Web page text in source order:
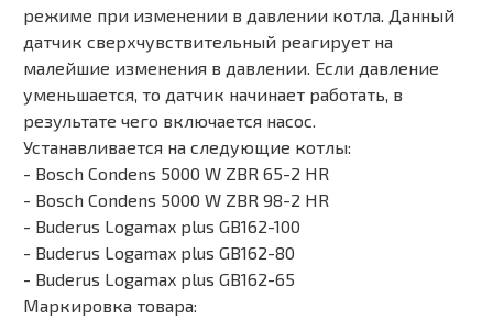
режиме при изменении в давлении котла. Данный
датчик сверхчувствительный реагирует на
малейшие изменения в давлении. Если давление
уменьшается, то датчик начинает работать, в
результате чего включается насос.
Устанавливается на следующие котлы:
- Bosch Condens 5000 W ZBR 65-2 HR
- Bosch Condens 5000 W ZBR 98-2 HR
- Buderus Logamax plus GB162-100
- Buderus Logamax plus GB162-80
- Buderus Logamax plus GB162-65
Маркировка товара: